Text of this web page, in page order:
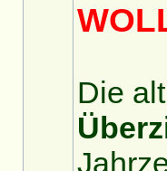
Die